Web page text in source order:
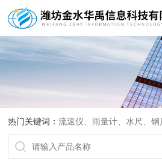
热门关键词：流速仪、雨量计、水尺、